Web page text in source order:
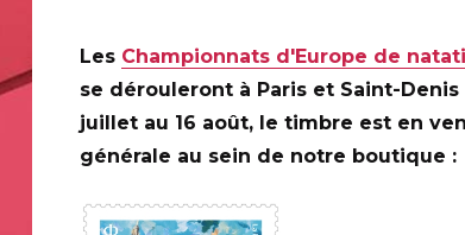
DERNIER TIMBRE GRAVE ITVF
Les Championnats d'Europe de
se dérouleront à Paris et Saint-Denis
juillet au 16 août, le timbre est en
générale au sein de notre boutique :